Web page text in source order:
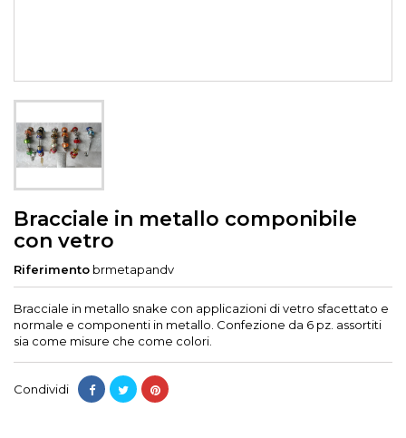
Bracciale in metallo componibile
con vetro
Riferimento brmetapandv
Bracciale in metallo snake con applicazioni di vetro sfacettato e
normale e componenti in metallo. Confezione da 6 pz. assortiti
sia come misure che come colori.
Condividi